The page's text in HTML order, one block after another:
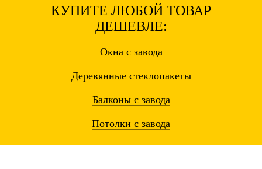
КУПИТЕ ЛЮБОЙ ТОВАР
ДЕШЕВЛЕ:
Окнас завода
Деревянные стеклопакеты
Балконы с завода
Потолки с завода